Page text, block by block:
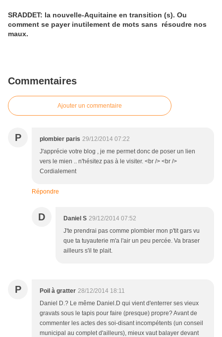
SRADDET: la nouvelle-Aquitaine en transition (s). Ou
comment se payer inutilement de mots sans résoudre nos
maux.
Commentaires
Ajouter un commentaire
P plombier paris 29/12/2014 07:22
J'apprécie votre blog , je me permet donc de poser un lien
vers le mien .. n'hésitez pas à le visiter. <br /> <br />
Cordialement
Répondre
D Daniel S 29/12/2014 07:52
J'te prendrai pas comme plombier mon p'tit gars vu
que ta tuyauterie m'a l'air un peu percée. Va braser
ailleurs s'il te plait.
P Poil à gratter 28/12/2014 18:11
Daniel D.? Le même Daniel.D qui vient d'enterrer ses vieux
gravats sous le tapis pour faire (presque) propre? Avant de
commenter les actes des soi-disant incompétents (un conseil
municipal au complet d'ailleurs), mieux vaut balayer devant